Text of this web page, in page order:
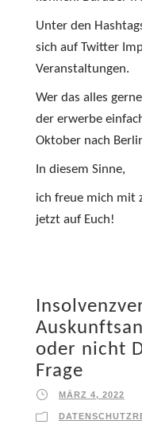
Unter den
sich auf Twitter
Veranstaltungen.
Wer das alles
der erwerbe
Oktober nach
In diesem Sinne,
ich freue mich mit
jetzt auf Euch!
oder nicht
Frage
MÄRZ 4, 2022